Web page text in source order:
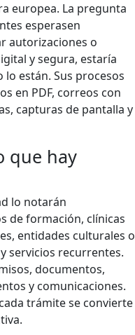
europea. La pregunta
esperasen
autorizaciones o
y segura, estaría
están. Sus procesos
en PDF, correos con
capturas de pantalla y
que hay
lo notarán
de formación, clínicas
entidades culturales o
servicios recurrentes.
documentos,
y comunicaciones.
trámite se convierte